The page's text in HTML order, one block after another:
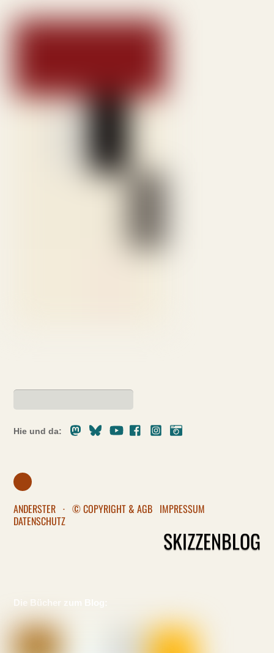
Hie und da:
MastodonBlueskyYoutubeFacebookInstagram
ANDERSTER · © COPYRIGHT & AGB IMPRESSUM
DATENSCHUTZ
SKIZZENBLOG
Die Bücher zum Blog: